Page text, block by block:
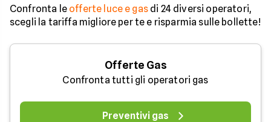
Confronta le offerte luce e gasdi 24 diversi operatori,
scegli la tariffa migliore per te e risparmia sulle bollette!
Offerte Gas
Confronta tutti gli operatori gas
Preventivi gas